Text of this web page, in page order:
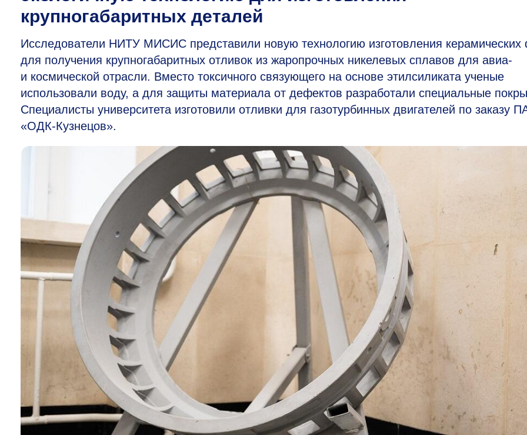
крупногабаритных деталей
Исследователи НИТУ МИСИС представили новую технологию изготовления
для получения крупногабаритных отливок из жаропрочных никелевых сплавов для авиа-
и космической отрасли. Вместо токсичного связующего на основе этилсиликата ученые
использовали воду, а для защиты материала от дефектов разработали специальные
Специалисты университета изготовили отливки для газотурбинных двигателей по заказу
«ОДК-Кузнецов».